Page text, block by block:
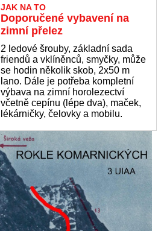
JAK NA TO
Doporučené vybavení na
zimní přelez
2 ledové šrouby, základní sada
friendů a vklíněnců, smyčky, může
se hodin několik skob, 2x50 m
lano. Dále je potřeba kompletní
výbava na zimní horolezectví
včetně cepínu (lépe dva), maček,
lékárničky, čelovky a mobilu.